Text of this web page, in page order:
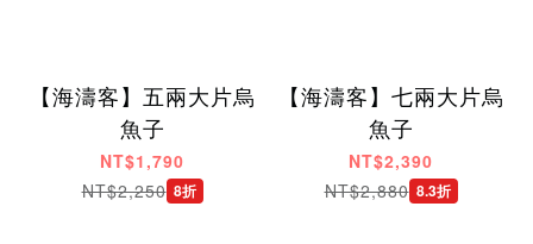
【海濤客】五兩大片烏
魚子
NT$1,790
NT$2,250 8折
【海濤客】七兩大片烏
魚子
NT$2,390
NT$2,880 8.3折